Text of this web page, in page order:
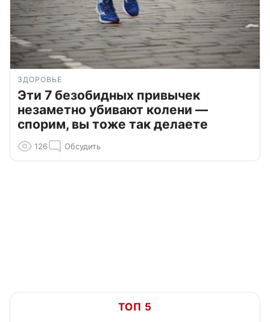
ЗДОРОВЬЕ
Эти 7 безобидных привычек
незаметно убивают колени —
спорим, вы тоже так делаете
126 Обсудить
ТОП 5